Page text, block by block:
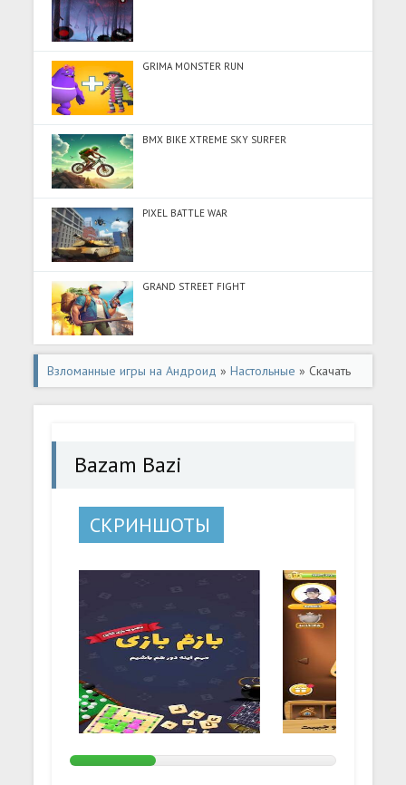
GRIMA MONSTER RUN
BMX BIKE XTREME SKY SURFER
PIXEL BATTLE WAR
GRAND STREET FIGHT
Взломанные игры на Андроид »Настольные » Скачать
Bazam Bazi (Много монет) на Андроид
Bazam Bazi
СКРИНШОТЫ